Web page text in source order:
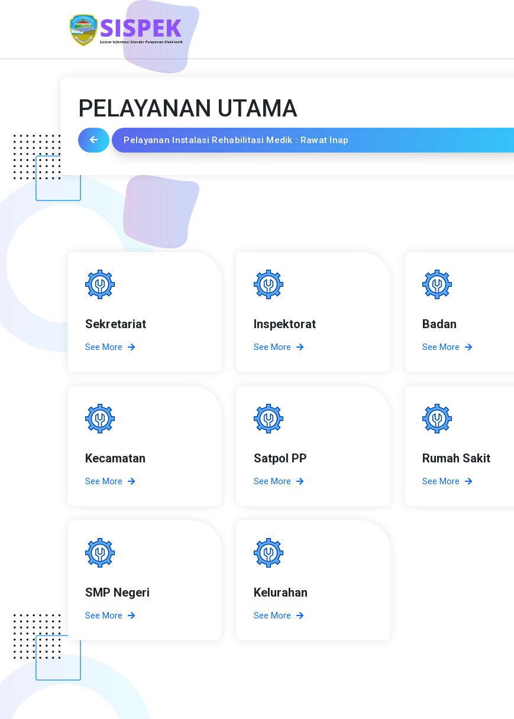
PELAYANAN UTAMA
Pelayanan Instalasi Rehabilitasi Medik : Rawat Inap
Sekretariat
See More
Inspektorat
See More
Badan
See More
Kecamatan
See More
Satpol PP
See More
Rumah Sakit
See More
SMP Negeri
See More
Kelurahan
See More